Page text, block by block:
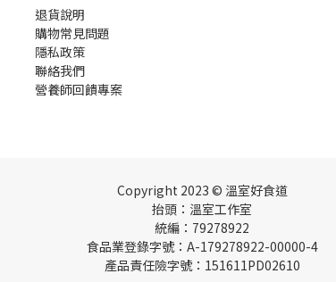
退貨說明
購物常見問題
隱私政策
聯絡我們
營養師回饋專案
Copyright 2023 © 溫室好食道
抬頭：溫室工作室
統編：79278922
食品業登錄字號：A-179278922-00000-4
產品責任險字號：151611PD02610